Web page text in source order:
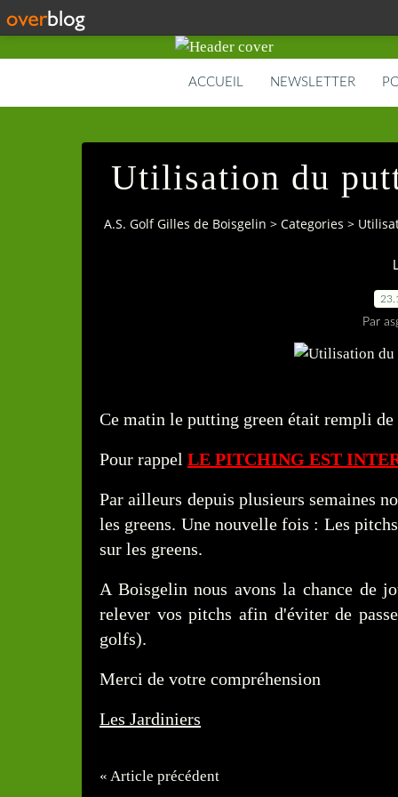
ACCUEIL NEWSLETTER
Utilisation du
A.S. Golf Gilles de Boisgelin > Categories >
Par
Ce matin le putting green était rempli
Pour rappel LE PITCHING EST
Par ailleurs depuis plusieurs semaines
les greens. Une nouvelle fois : Les
sur les greens.
A Boisgelin nous avons la chance de
relever vos pitchs afin d'éviter de
golfs).
Merci de votre compréhension
Les Jardiniers
« Article précédent